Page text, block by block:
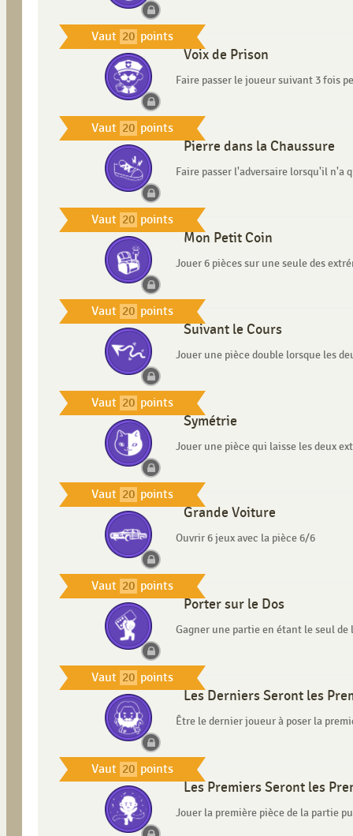
Vaut 20 points
Vaut 20 points
Voix de Prison
Faire passer le joueur suivant 3 fois
Vaut 20 points
Pierre dans la Chaussure
Faire passer l'adversaire lorsqu'il n'a
Vaut 20 points
Mon Petit Coin
Jouer 6 pièces sur une seule des
Vaut 20 points
Suivant le Cours
Jouer une pièce double lorsque les
Vaut 20 points
Symétrie
Jouer une pièce qui laisse les deux
Vaut 20 points
Grande Voiture
Ouvrir 6 jeux avec la pièce 6/6
Vaut 20 points
Porter sur le Dos
Gagner une partie en étant le seul
Vaut 20 points
Les Derniers Seront les
Être le dernier joueur à poser la
Les Premiers Seront les
Jouer la première pièce de la partie